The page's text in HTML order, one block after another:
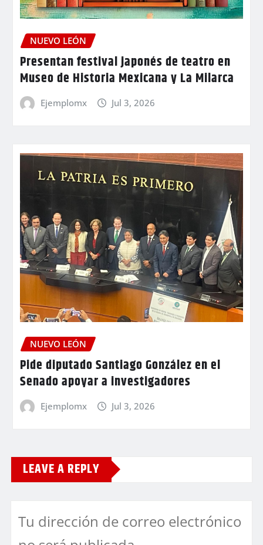
NUEVO LEÓN
Presentan festival japonés de teatro en
Museo de Historia Mexicana y La Milarca
Ejemplomx Jul 3, 2026
NUEVO LEÓN
Pide diputado Santiago González en el
Senado apoyar a investigadores
Ejemplomx Jul 3, 2026
LEAVE A REPLY
Tu dirección de correo electrónico